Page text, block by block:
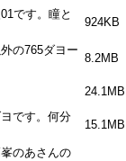
です。瞳と
924KB
の765ダヨー
8.2MB
24.1MB
です。何分
15.1MB
のあさんの